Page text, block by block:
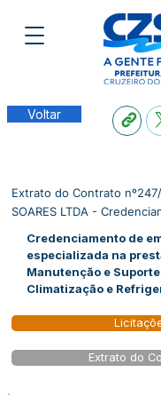
Voltar
Extrato do Contrato
SOARES LTDA -
Credenciamento de
especializada na
Manutenção e
Climatização e
Extrato do